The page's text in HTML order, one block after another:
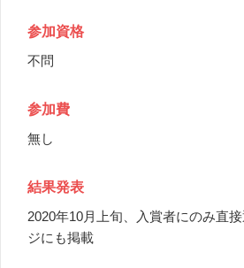
参加資格
不問
参加費
無し
結果発表
2020年10月上旬、入賞者にのみ直
ジにも掲載